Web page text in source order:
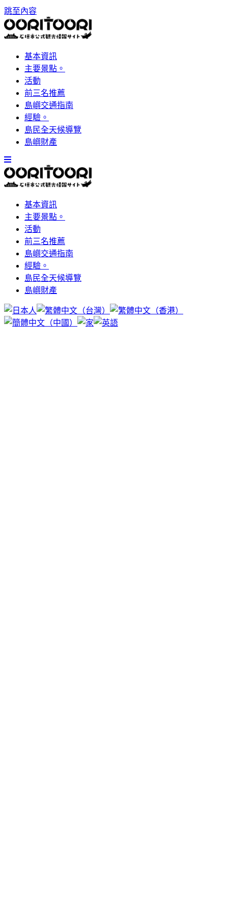
跳至內容
基本資訊
主要景點。
活動
前三名推薦
島嶼交通指南
經驗。
島民全天候導覽
島嶼財產
基本資訊
主要景點。
活動
前三名推薦
島嶼交通指南
經驗。
島民全天候導覽
島嶼財產